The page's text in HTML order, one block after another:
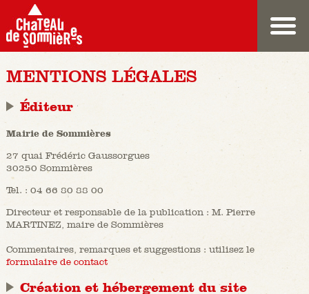
MENTIONS LÉGALES
Éditeur
Mairie de Sommières
27 quai Frédéric Gaussorgues
30250 Sommières
Tel. : 04 66 80 88 00
Directeur et responsable de la publication : M. Pierre
MARTINEZ, maire de Sommières
Commentaires, remarques et suggestions : utilisez le
formulaire de contact
Création et hébergement du site